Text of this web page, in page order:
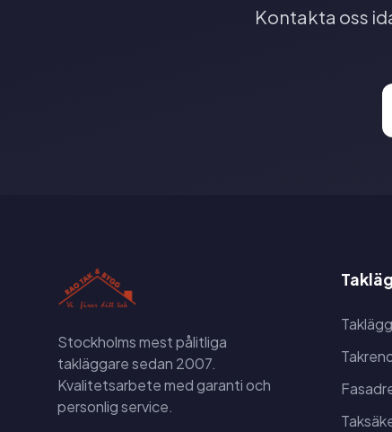
Kontakta oss
Stockholms mest pålitliga
takläggare sedan 2007.
Kvalitetsarbete med garanti och
personlig service.